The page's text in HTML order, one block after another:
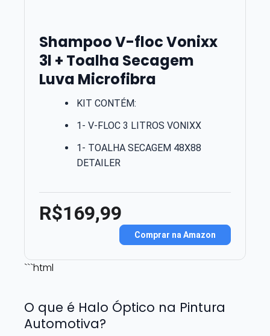
Shampoo V-floc Vonixx
3l + Toalha Secagem
Luva Microfibra
KIT CONTÉM:
1- V-FLOC 3 LITROS VONIXX
1- TOALHA SECAGEM 48X88
DETAILER
R$169,99
Comprar na Amazon
```html
O que é Halo Óptico na Pintura
Automotiva?